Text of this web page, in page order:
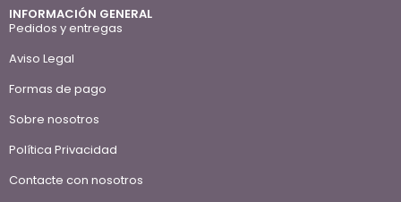
INFORMACIÓN GENERAL
Pedidos y entregas
Aviso Legal
Formas de pago
Sobre nosotros
Política Privacidad
Contacte con nosotros